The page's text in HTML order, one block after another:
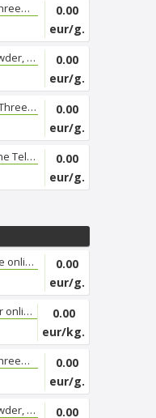
Buy K2 Spice Online Threema_ZX...
0.00
eur/g.
Buy Isotonitazene Powder, Thre...
0.00
eur/g.
ADBB, ADB-BUTINACA Threema_ZX6...
0.00
eur/g.
5CLADBA for sale online Telegr...
0.00
eur/g.
ADB-BUTINACA for sale online, ...
0.00
eur/g.
Buy 5cladba precursor online, ...
0.00
eur/kg.
Buy K2 Spice Online Threema_ZX...
0.00
eur/g.
Buy Isotonitazene Powder, Thre... 0.00